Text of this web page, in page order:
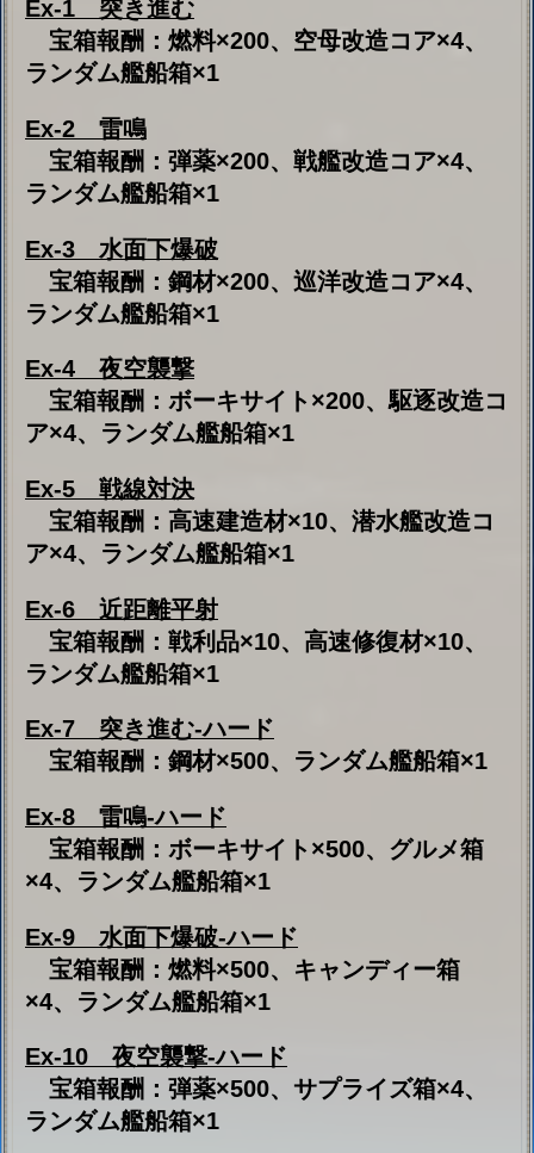
Ex-4
夜空襲撃
宝箱報酬：ボーキサイト×200、駆逐改造コ
ア×4、ランダム艦船箱×1
宝箱報酬：高速建造材×10、潜水艦改造コ
ア×4、ランダム艦船箱×1
Ex-6
近距離平射
宝箱報酬：戦利品×10、高速修復材×10、
Ex-7 突き進む- ハード
宝箱報酬：鋼材×500、ランダム艦船箱×1
Ex-8 雷鳴 ハード
宝箱報酬：ボーキサイト×500、グルメ箱
×4、ランダム艦船箱×1
Ex-9 水面下爆破 ハード
宝箱報酬：燃料×500、キャンディー箱
Ex-10 夜空襲撃-ハード
宝箱報酬：弾薬×500、サプライズ箱×4、
ランダム艦船箱×1
宝箱報酬：鋼材×500、戦利品×10、ランダ
ム艦船箱×1
Ex-12 近距離平射-ハード
×10、ランダム艦船箱×1
※ハードはとても難しいステージとなっておりま
（ドロップ）・戦利品ショップなどの他の入手方法
を追加いたします。そのため、無理のないよう自分
のペースで頑張りましょう。
ポイント 奨励
50 燃料×3000、駆逐改造コア×10、艦船
設計図×10
建造材×10
150 対空機銃 37mmM1935連装高射砲
（試作）、鋼材×3000、戦艦改造コア×10
250潜水艦 タービュレント